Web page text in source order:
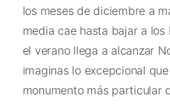
los meses de diciembre a
media cae hasta bajar a los
el verano llega a alcanzar
imaginas lo excepcional
monumento más particular